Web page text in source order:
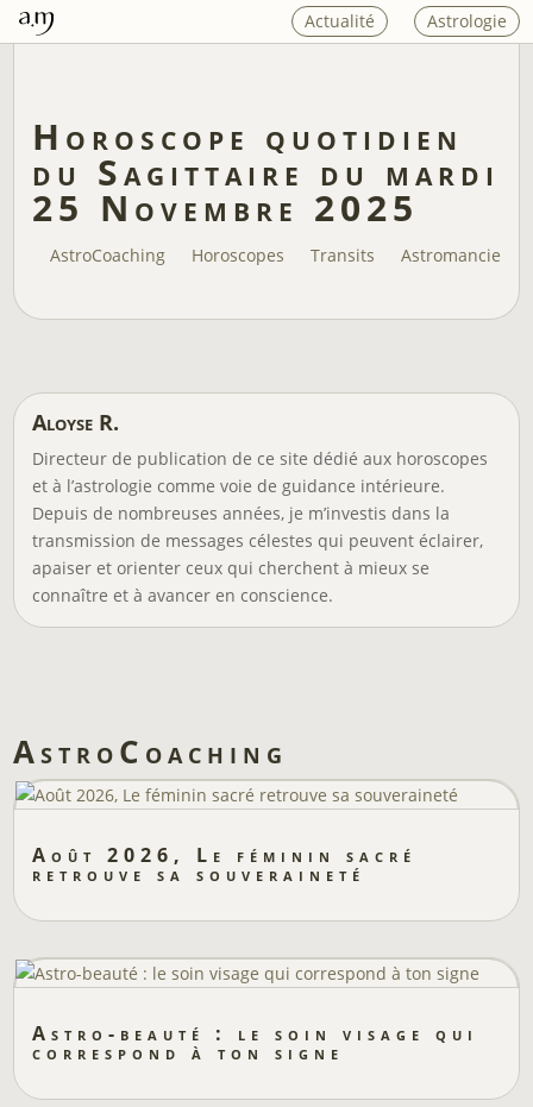
Actualité Astrologie
Horoscope quotidien
du Sagittaire du mardi
25 Novembre 2025
AstroCoaching Horoscopes Transits Astromancie
Aloyse R.
Directeur de publication de ce site dédié aux horoscopes
et à l’astrologie comme voie de guidance intérieure.
Depuis de nombreuses années, je m’investis dans la
transmission de messages célestes qui peuvent éclairer,
apaiser et orienter ceux qui cherchent à mieux se
connaître et à avancer en conscience.
AstroCoaching
Août 2026, Le féminin sacré
retrouve sa souveraineté
Astro-beauté : le soin visage qui
correspond à ton signe